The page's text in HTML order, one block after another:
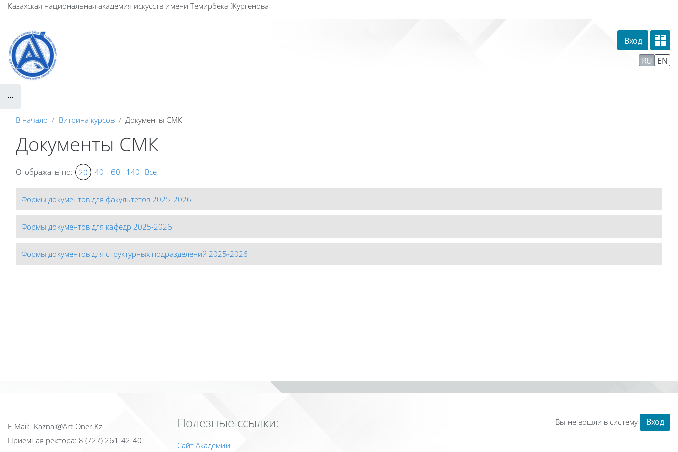
Перейти к основному содержанию
Казахская национальная академия искусств имени Темирбека Жургенова
Вход
RU EN
В начало Витрина курсов Документы СМК
Документы СМК
Отображать по: 20 40 60 140 Все
Формы документов для факультетов 2025-2026
Формы документов для кафедр 2025-2026
Формы документов для структурных подразделений 2025-2026
Е-Mail: Kaznai@Art-Oner.Kz
Приемная ректора: 8 (727) 261-42-40
Полезные ссылки:
Сайт Академии
Вы не вошли в систему Вход